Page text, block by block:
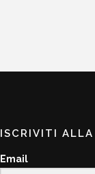
ISCRIVITI
Email